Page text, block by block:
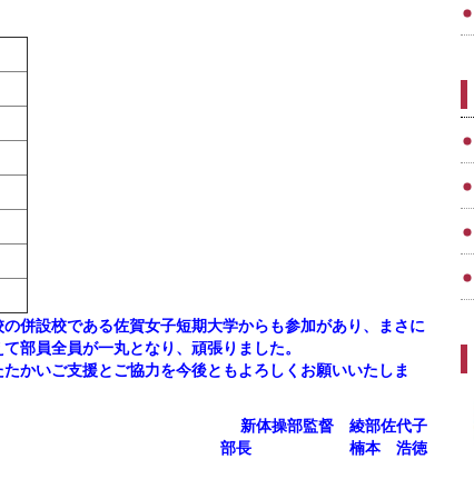
併設校である佐賀女子短期大学からも参加があり、まさに
部員全員が一丸となり、頑張りました。
かいご支援とご協力を今後ともよろしくお願いいたしま
新体操部監督 綾部佐代子
部長 楠本 浩徳